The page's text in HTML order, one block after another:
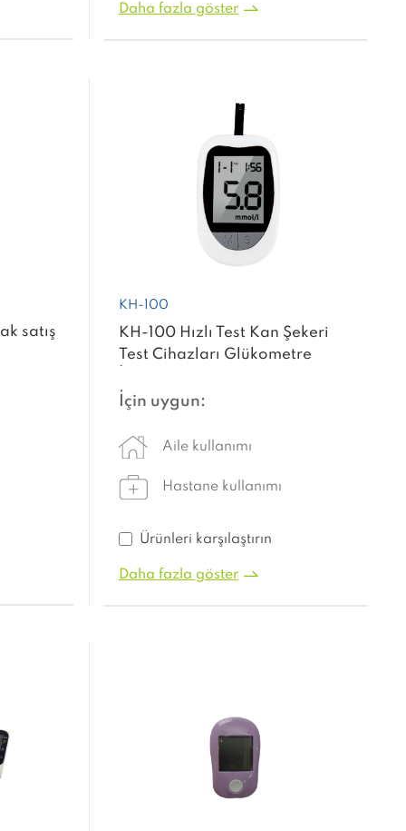
Daha fazla göster
satış
KH-100
KH-100 Hızlı Test Kan Şekeri
Test Cihazları Glükometre
Ölçüm Cihazı Kan Şekeri
İçin uygun:
Aile kullanımı
Hastane kullanımı
Ürünleri karşılaştırın
Daha fazla göster